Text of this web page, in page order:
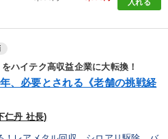
入れる
ハイテク高収益企業に大転換！
、必要とされる《老舗の挑戦経
仁丹 社長)